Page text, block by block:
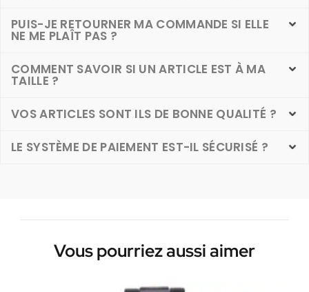
PUIS-JE RETOURNER MA COMMANDE SI ELLE
NE ME PLAÎT PAS ?
COMMENT SAVOIR SI UN ARTICLE EST À MA
TAILLE ?
VOS ARTICLES SONT ILS DE BONNE QUALITÉ ?
LE SYSTÈME DE PAIEMENT EST-IL SÉCURISÉ ?
Vous pourriez aussi aimer